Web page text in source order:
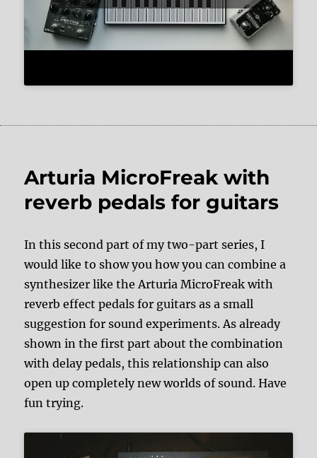
Arturia MicroFreak with
reverb pedals for guitars
In this second part of my two-part series, I
would like to show you how you can combine a
synthesizer like the Arturia MicroFreak with
reverb effect pedals for guitars as a small
suggestion for sound experiments. As already
shown in the first part about the combination
with delay pedals, this relationship can also
open up completely new worlds of sound. Have
fun trying.